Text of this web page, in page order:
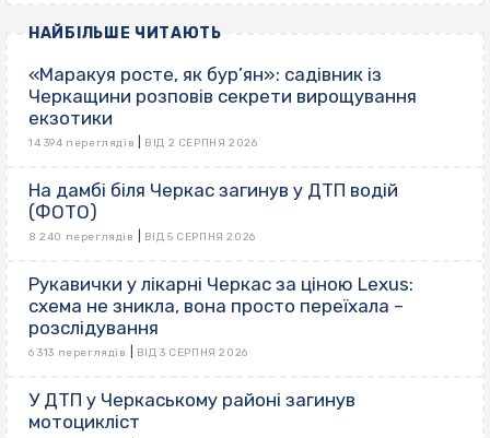
НАЙБІЛЬШЕ ЧИТАЮТЬ
«Маракуя росте, як бур’ян»: садівник із
Черкащини розповів секрети вирощування
екзотики
14 394 переглядів ВІД 2 СЕРПНЯ 2026
На дамбі біля Черкас загинув у ДТП водій
(ФОТО)
8 240 переглядів ВІД 5 СЕРПНЯ 2026
Рукавички у лікарні Черкас за ціною Lexus:
схема не зникла, вона просто переїхала –
розслідування
6 313 переглядів ВІД 3 СЕРПНЯ 2026
У ДТП у Черкаському районі загинув
мотоцикліст